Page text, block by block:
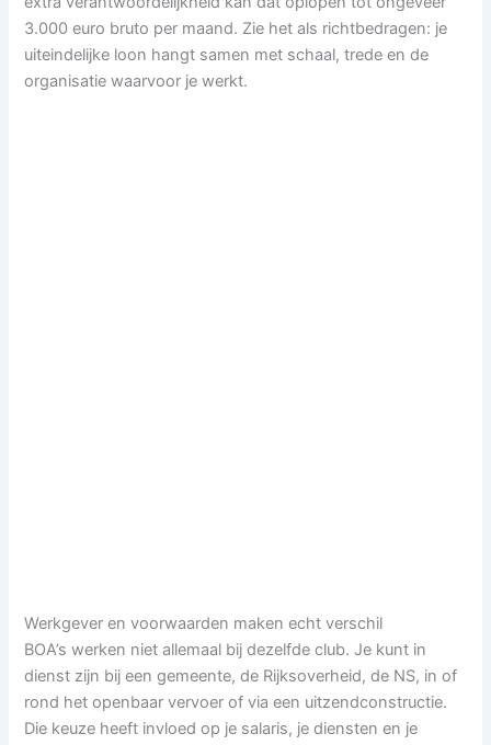
3.000 euro bruto per maand. Zie het als richtbedragen: je
uiteindelijke loon hangt samen met schaal, trede en de
organisatie waarvoor je werkt.
Werkgever en voorwaarden maken echt verschil
BOA’s werken niet allemaal bij dezelfde club. Je kunt in
dienst zijn bij een gemeente, de Rijksoverheid, de NS, in of
rond het openbaar vervoer of via een uitzendconstructie.
Die keuze heeft invloed op je salaris, je diensten en je